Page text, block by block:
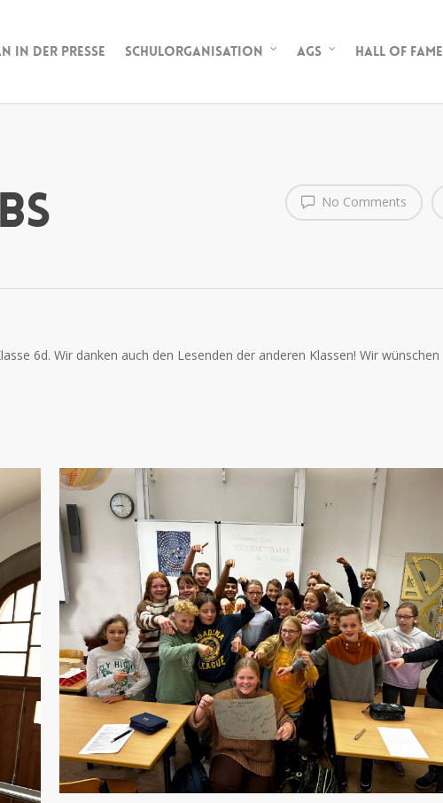
in der Presse Schulorganisation AGs Hall of Fame
No Comments
6d. Wir danken auch den Lesenden der anderen Klassen! Wir wünschen